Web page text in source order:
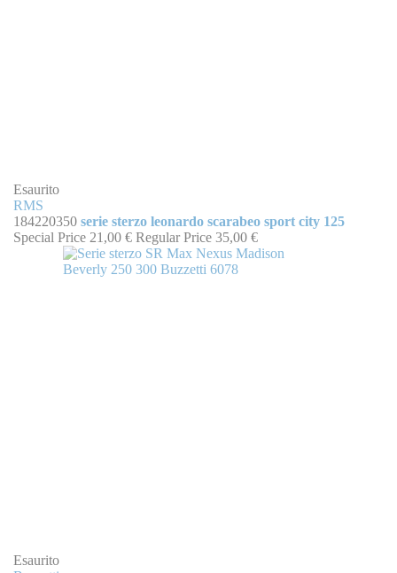
Esaurito
RMS
184220350 serie sterzo leonardo scarabeo sport city 125
Special Price 21,00 € Regular Price 35,00 €
Esaurito